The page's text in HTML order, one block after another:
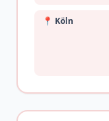
📍 Köln